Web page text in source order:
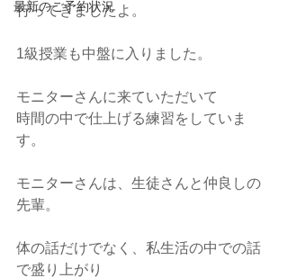
最新のご予約状況
行ってきましたよ。
1級授業も中盤に入りました。
モニターさんに来ていただいて
時間の中で仕上げる練習をしていま
す。
モニターさんは、生徒さんと仲良しの
先輩。
体の話だけでなく、私生活の中での話
で盛り上がり